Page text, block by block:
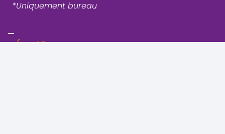
*Uniquement bureau